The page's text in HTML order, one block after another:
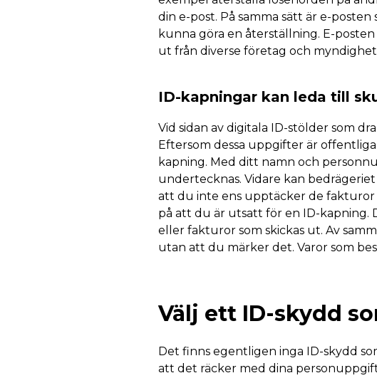
din e-post. På samma sätt är e-
kunna göra en återställning. E-
ut från diverse företag och
ID-kapningar kan leda till
Vid sidan av digitala ID-stölder som
Eftersom dessa uppgifter är
kapning. Med ditt namn och
undertecknas. Vidare kan
att du inte ens upptäcker de fakturor
på att du är utsatt för en ID-kapning.
eller fakturor som skickas ut. Av
utan att du märker det. Varor som
Välj ett ID-skydd
Det finns egentligen inga ID-skydd
att det räcker med dina